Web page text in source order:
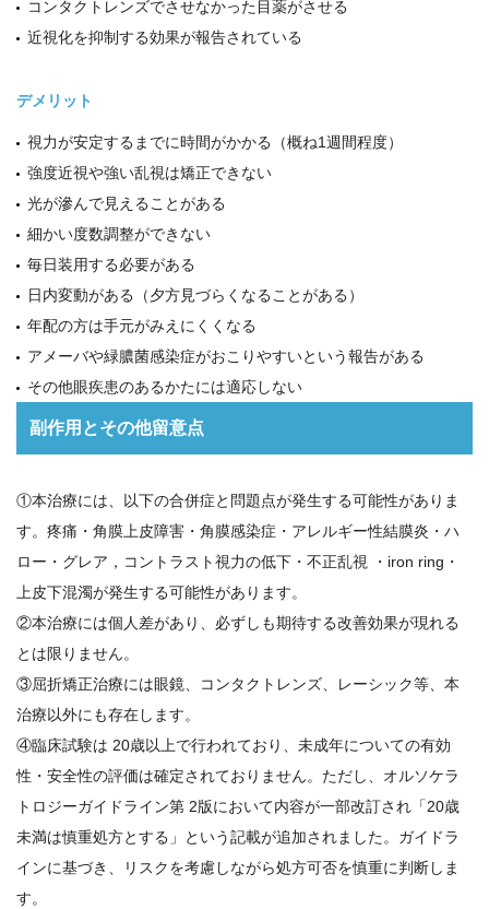
コンタクトレンズでさせなかった目薬がさせる
近視化を抑制する効果が報告されている
デメリット
視力が安定するまでに時間がかかる（概ね1週間程度）
強度近視や強い乱視は矯正できない
光が滲んで見えることがある
細かい度数調整ができない
毎日装用する必要がある
日内変動がある（夕方見づらくなることがある）
年配の方は手元がみえにくくなる
アメーバや緑膿菌感染症がおこりやすいという報告がある
その他眼疾患のあるかたには適応しない
副作用とその他留意点
①本治療には、以下の合併症と問題点が発生する可能性がありま
す。疼痛・角膜上皮障害・角膜感染症・アレルギー性結膜炎・ハ
ロー・グレア，コントラスト視力の低下・不正乱視 ・iron ring・
上皮下混濁が発生する可能性があります。
②本治療には個人差があり、必ずしも期待する改善効果が現れる
とは限りません。
③屈折矯正治療には眼鏡、コンタクトレンズ、レーシック等、本
治療以外にも存在します。
④臨床試験は 20歳以上で行われており、未成年についての有効
性・安全性の評価は確定されておりません。ただし、オルソケラ
トロジーガイドライン第 2版において内容が一部改訂され「20歳
未満は慎重処方とする」という記載が追加されました。ガイドラ
インに基づき、リスクを考慮しながら処方可否を慎重に判断しま
す。